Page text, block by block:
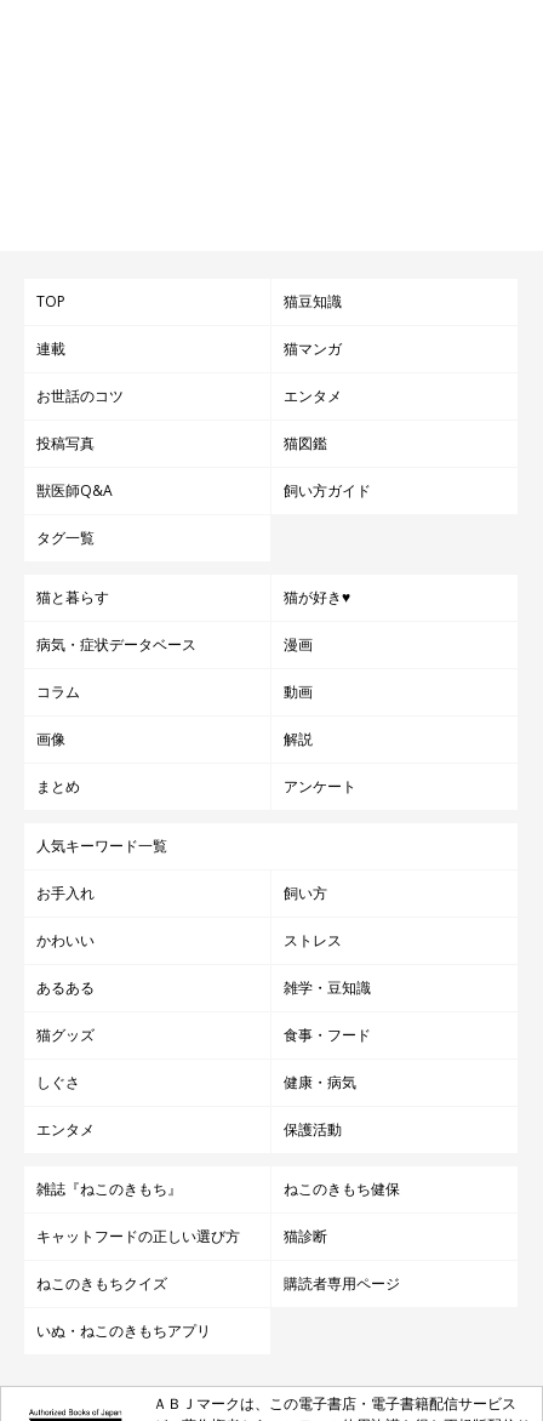
TOP 猫豆知識
連載 猫マンガ
お世話のコツ エンタメ
投稿写真 猫図鑑
獣医師Q&A 飼い方ガイド
タグ一覧
猫と暮らす 猫が好き♥
病気・症状データベース 漫画
コラム 動画
画像 解説
まとめ アンケート
人気キーワード一覧
お手入れ 飼い方
かわいい ストレス
あるある 雑学・豆知識
猫グッズ 食事・フード
しぐさ 健康・病気
エンタメ 保護活動
雑誌『ねこのきもち』 ねこのきもち健保
キャットフードの正しい選び方 猫診断
ねこのきもちクイズ 購読者専用ページ
いぬ・ねこのきもちアプリ
ＡＢＪマークは、この電子書店・電子書籍配信サービス